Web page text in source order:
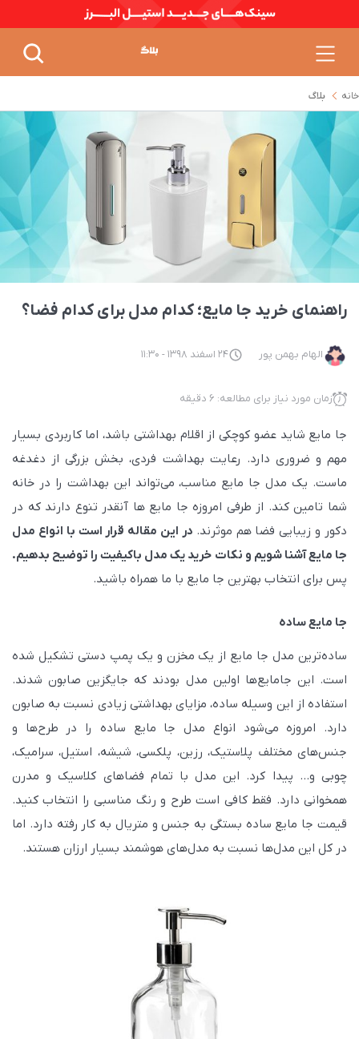
خانه بلاگ
راهنمای خرید جا مایع؛ کدام مدل برای کدام فضا؟
الهام بهمن پور 24 اسفند 1398 - 11:30
زمان مورد نیاز برای مطالعه: 6 دقیقه
جا مایع شاید عضو کوچکی از اقلام بهداشتی باشد، اما کاربردی بسیار
مهم و ضروری دارد. رعایت بهداشت فردی، بخش بزرگی از دغدغه
ماست. یک مدل جا مایع مناسب، می‌تواند این بهداشت را در خانه
شما تامین کند. از طرفی امروزه جا مایع ها آنقدر تنوع دارند که در
دکور و زیبایی فضا هم موثرند. در این مقاله قرار است با انواع مدل
جا مایع آشنا شویم و نکات خرید یک مدل باکیفیت را توضیح بدهیم.
پس برای انتخاب بهترین جا مایع با ما همراه باشید.
جا مایع ساده
ساده‌ترین مدل جا مایع از یک مخزن و یک پمپ دستی تشکیل شده
است. این جامایع‌ها اولین مدل بودند که جایگزین صابون شدند.
استفاده از این وسیله ساده، مزایای بهداشتی زیادی نسبت به صابون
دارد. امروزه می‌شود انواع مدل جا مایع ساده را در طرح‌ها و
جنس‌های مختلف پلاستیک، رزین، پلکسی، شیشه، استیل، سرامیک،
چوبی و… پیدا کرد. این مدل با تمام فضاهای کلاسیک و مدرن
همخوانی دارد. فقط کافی است طرح و رنگ مناسبی را انتخاب کنید.
قیمت جا مایع ساده بستگی به جنس و متریال به کار رفته دارد. اما
در کل این مدل‌ها نسبت به مدل‌های هوشمند بسیار ارزان هستند.